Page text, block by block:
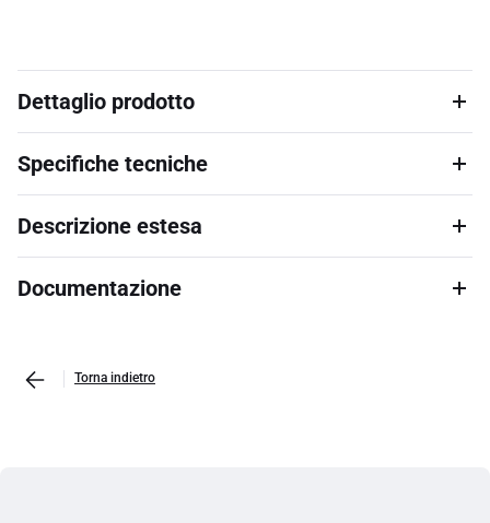
Dettaglio prodotto
Specifiche tecniche
Descrizione estesa
Documentazione
Torna indietro